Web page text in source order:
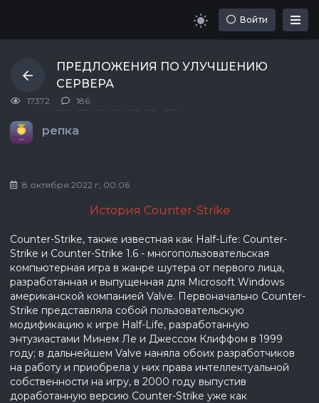
Войти
ПРЕДЛОЖЕНИЯ ПО УЛУЧШЕНИЮ
СЕРВЕРА
17372 186
репка
8 октября 2022 г, 00:06
История Counter-Strike
Counter-Strike, также известная как Half-Life: Counter-
Strike и Counter-Strike 1.6 - многопользовательская
компьютерная игра в жанре шутера от первого лица,
разработанная и выпущенная для Microsoft Windows
американской компанией Valve. Первоначально Counter-
Strike представляла собой пользовательскую
модификацию к игре Half-Life, разработанную
энтузиастами Минем Ле и Джессом Клиффом в 1999
году; в дальнейшем Valve наняла обоих разработчиков
на работу и приобрела у них права интеллектуальной
собственности на игру, в 2000 году выпустив
доработанную версию Counter-Strike уже как